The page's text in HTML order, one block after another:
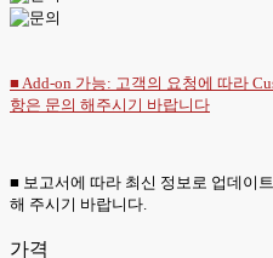
■ Add-on 가능: 고객의 요청에 따라
항은 문의 해주시기 바랍니다
■ 보고서에 따라 최신 정보로 업데이
해 주시기 바랍니다.
가격